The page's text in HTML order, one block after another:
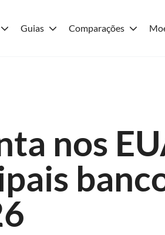
Guias Comparações
nos